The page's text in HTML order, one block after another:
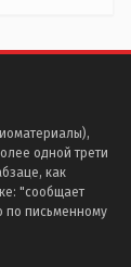
одной трети
как
"сообщает
по письменному